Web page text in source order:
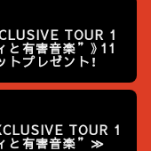
TOUR 1
と有害音楽”》11
プレゼント！
TOUR 1
と有害音楽”≫